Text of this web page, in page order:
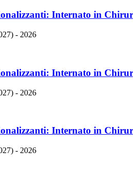
Internato in
- 2026
Internato in
- 2026
Internato in
- 2026